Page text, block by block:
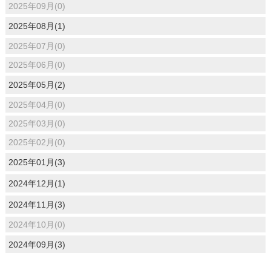
2025年09月(0)
2025年08月(1)
2025年07月(0)
2025年06月(0)
2025年05月(2)
2025年04月(0)
2025年03月(0)
2025年02月(0)
2025年01月(3)
2024年12月(1)
2024年11月(3)
2024年10月(0)
2024年09月(3)